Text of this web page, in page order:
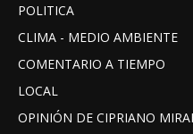
POLITICA
CLIMA - MEDIO AMBIENTE
COMENTARIO A TIEMPO
LOCAL
OPINIÓN DE CIPRIANO